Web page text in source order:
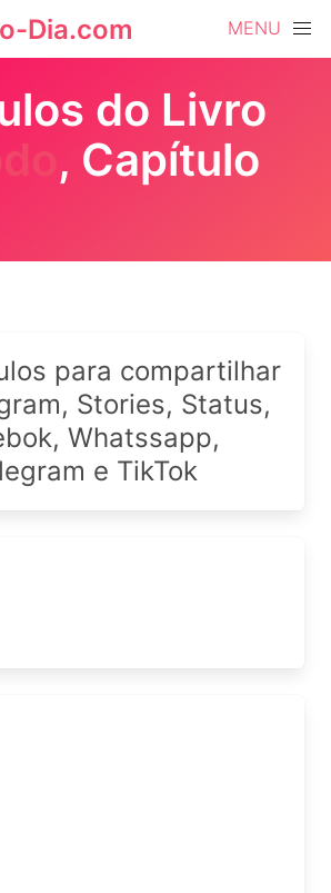
Dia.com MENU
do Livro
, Capítulo
para compartilhar
Stories, Status,
Whatssapp,
e TikTok